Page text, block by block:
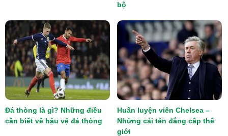
bộ
Đá thòng là gì? Những điều
cần biết về hậu vệ đá thòng
Huấn luyện viên Chelsea –
Những cái tên đẳng cấp thế
giới